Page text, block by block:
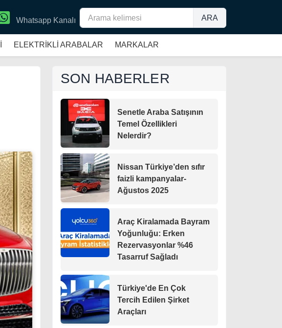
ARA
Whatsapp Kanalı
ELEKTRİKLİ ARABALAR MARKALAR
SON HABERLER
Senetle Araba Satışının
Temel Özellikleri
Nelerdir?
Nissan Türkiye’den sıfır
faizli kampanyalar-
Ağustos 2025
Araç Kiralamada Bayram
Yoğunluğu: Erken
Rezervasyonlar %46
Tasarruf Sağladı
Türkiye'de En Çok
Tercih Edilen Şirket
Araçları